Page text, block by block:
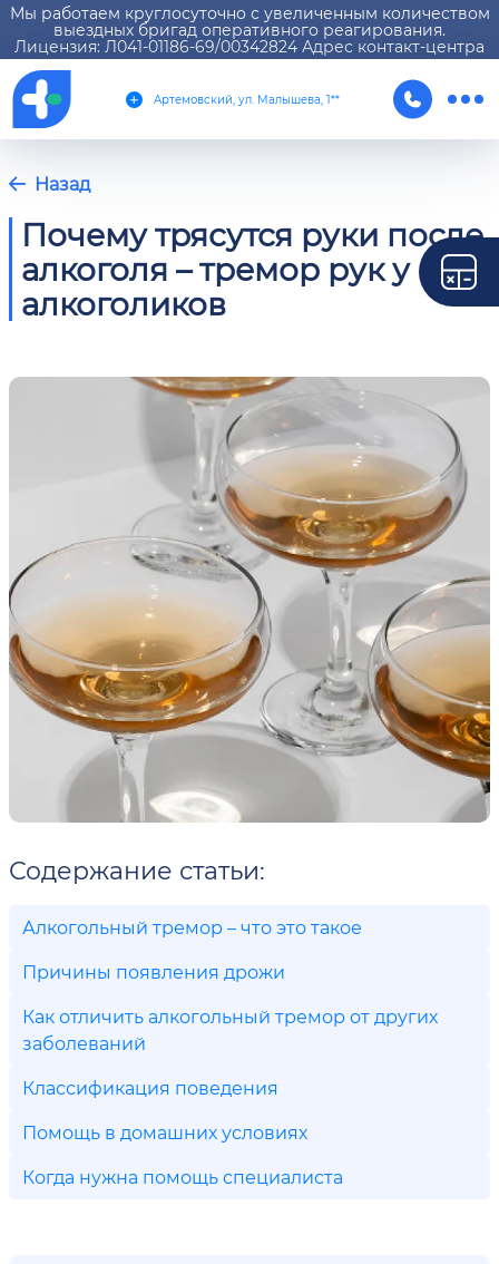
Мы работаем круглосуточно с увеличенным количеством
выездных бригад оперативного реагирования.
Лицензия: Л041-01186-69/00342824 Адрес контакт-центра
Артемовский, ул. Малышева, 1**
Назад
Почему трясутся руки после
алкоголя – тремор рук у
алкоголиков
Содержание статьи:
Алкогольный тремор – что это такое
Причины появления дрожи
Как отличить алкогольный тремор от других
заболеваний
Классификация поведения
Помощь в домашних условиях
Когда нужна помощь специалиста